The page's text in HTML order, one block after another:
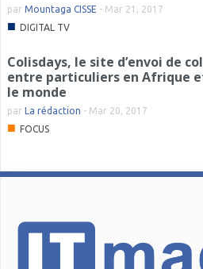
par Mountaga CISSE - Mar 21, 2017
■ DIGITAL TV
Colisdays, le site d’envoi de
entre particuliers en Afrique
le monde
par La rédaction - Mar 20, 2017
■ FOCUS